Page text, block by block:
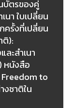
บัตรของคู่
า ใบเปลี่ยน
ครั้งที่เปลี่ยน
ติ):
ะสำเนา
หนังสือ
to
ชาติใน